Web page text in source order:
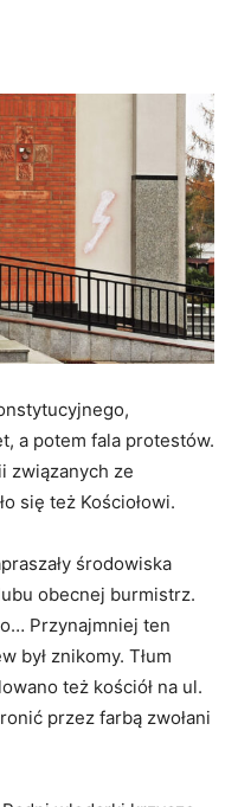
a potem fala protestów.
związanych ze
się też Kościołowi.
środowiska
obecnej burmistrz.
Przynajmniej ten
był znikomy. Tłum
też kościół na ul.
przez farbą zwołani